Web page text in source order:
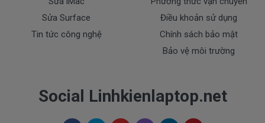
chuột phải vào cục pin sau đó chọn Power
Options xong Click vào phần Power Save là
xong nhé.
biết màn hình là thành phần chính tiêu tốn nhiều
Sửa Surface
Tin tức công nghệ
Điều khoản sử dụng
Chính sách bảo mật
Bảo vệ môi trường
Social Linhkienlaptop.net